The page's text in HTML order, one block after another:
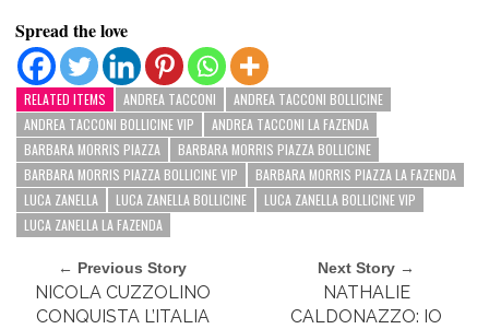
Spread the love
RELATED ITEMS ANDREA TACCONI
ANDREA TACCONI BOLLICINE
ANDREA TACCONI BOLLICINE VIP
ANDREA TACCONI LA FAZENDA
BARBARA MORRIS PIAZZA
BARBARA MORRIS PIAZZA BOLLICINE
BARBARA MORRIS PIAZZA BOLLICINE VIP
BARBARA MORRIS PIAZZA LA FAZENDA
LUCA ZANELLA
LUCA ZANELLA BOLLICINE
LUCA ZANELLA BOLLICINE VIP
LUCA ZANELLA LA FAZENDA
← Previous Story
NICOLA CUZZOLINO
CONQUISTA L’ITALIA
Next Story →
NATHALIE
CALDONAZZO: IO